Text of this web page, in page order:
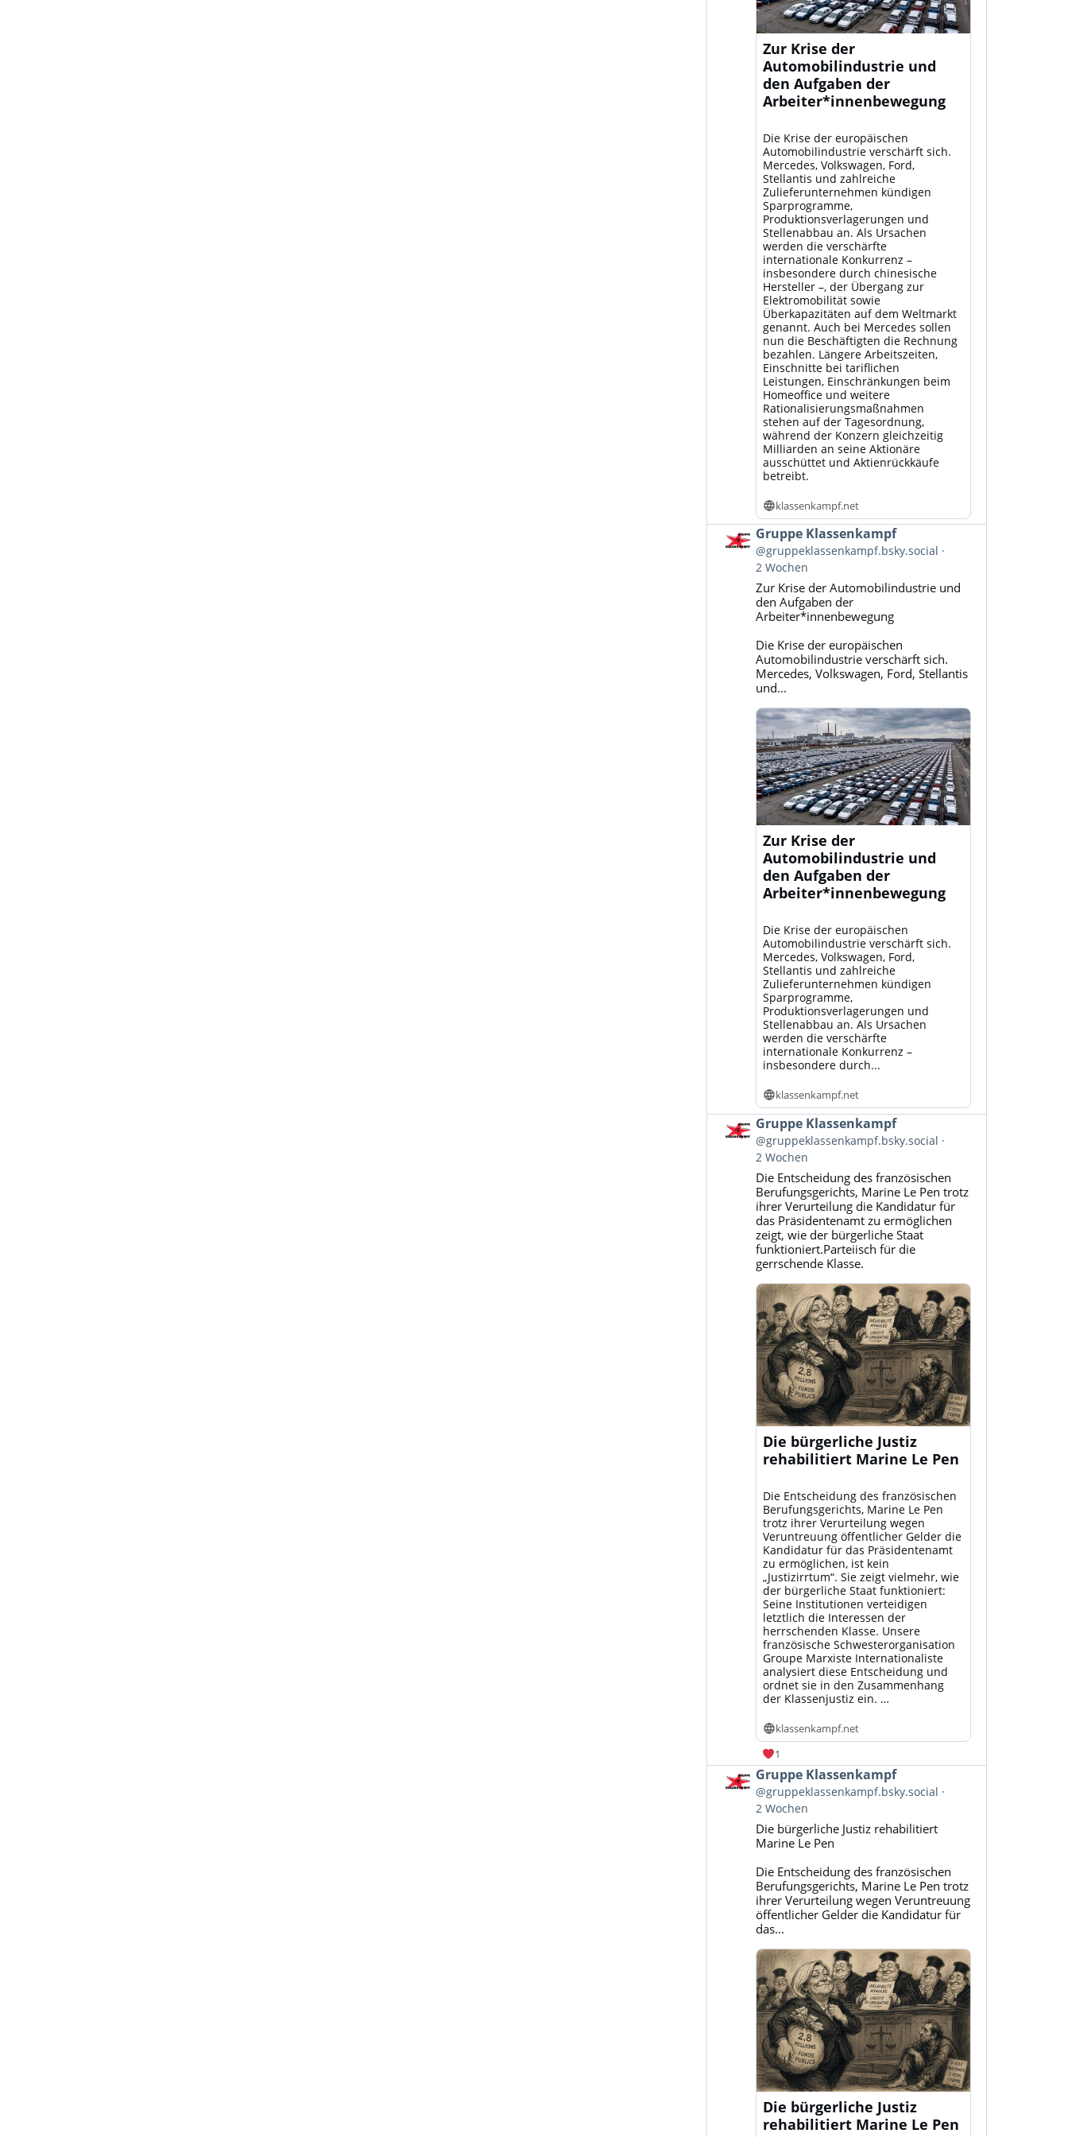
Zur Krise der
Automobilindustrie und
den Aufgaben der
Arbeiter*innenbewegung
Die Krise der europäischen
Automobilindustrie verschärft sich.
Mercedes, Volkswagen, Ford,
Stellantis und zahlreiche
Zulieferunternehmen kündigen
Sparprogramme,
Produktionsverlagerungen und
Stellenabbau an. Als Ursachen
werden die verschärfte
internationale Konkurrenz –
insbesondere durch chinesische
Hersteller –, der Übergang zur
Elektromobilität sowie
Überkapazitäten auf dem Weltmarkt
genannt. Auch bei Mercedes sollen
nun die Beschäftigten die Rechnung
bezahlen. Längere Arbeitszeiten,
Einschnitte bei tariflichen
Leistungen, Einschränkungen beim
Homeoffice und weitere
Rationalisierungsmaßnahmen
stehen auf der Tagesordnung,
während der Konzern gleichzeitig
Milliarden an seine Aktionäre
ausschüttet und Aktienrückkäufe
betreibt.
klassenkampf.net
Beitrag
von
Gruppe
Klassenkampf
Bluesky
Gruppe Klassenkampf
@gruppeklassenkampf.bsky.social
2 Wochen
Zur Krise der Automobilindustrie und
den Aufgaben der
Arbeiter*innenbewegung
Die Krise der europäischen
Automobilindustrie verschärft sich.
Mercedes, Volkswagen, Ford, Stellantis
und...
Zur Krise der
Automobilindustrie und
den Aufgaben der
Arbeiter*innenbewegung
Die Krise der europäischen
Automobilindustrie verschärft sich.
Mercedes, Volkswagen, Ford,
Stellantis und zahlreiche
Zulieferunternehmen kündigen
Sparprogramme,
Produktionsverlagerungen und
Stellenabbau an. Als Ursachen
werden die verschärfte
internationale Konkurrenz –
insbesondere durch...
klassenkampf.net
Beitrag
von
Gruppe
Klassenkampf
Bluesky
ansehen
Gruppe Klassenkampf
@gruppeklassenkampf.bsky.social
2 Wochen
Die Entscheidung des französischen
Berufungsgerichts, Marine Le Pen trotz
ihrer Verurteilung die Kandidatur für
das Präsidentenamt zu ermöglichen
zeigt, wie der bürgerliche Staat
funktioniert.Parteiisch für die
gerrschende Klasse.
Die bürgerliche Justiz
rehabilitiert Marine Le Pen
Die Entscheidung des französischen
Berufungsgerichts, Marine Le Pen
trotz ihrer Verurteilung wegen
Veruntreuung öffentlicher Gelder die
Kandidatur für das Präsidentenamt
zu ermöglichen, ist kein
„Justizirrtum“. Sie zeigt vielmehr, wie
der bürgerliche Staat funktioniert:
Seine Institutionen verteidigen
letztlich die Interessen der
herrschenden Klasse. Unsere
französische Schwesterorganisation
Groupe Marxiste Internationaliste
analysiert diese Entscheidung und
ordnet sie in den Zusammenhang
der Klassenjustiz ein. …
klassenkampf.net
1
Beitrag
von
Gruppe
Klassenkampf
Bluesky
ansehen
Gruppe Klassenkampf
@gruppeklassenkampf.bsky.social
2 Wochen
Die bürgerliche Justiz rehabilitiert
Marine Le Pen
Die Entscheidung des französischen
Berufungsgerichts, Marine Le Pen trotz
ihrer Verurteilung wegen Veruntreuung
öffentlicher Gelder die Kandidatur für
das...
Die bürgerliche Justiz
rehabilitiert Marine Le Pen